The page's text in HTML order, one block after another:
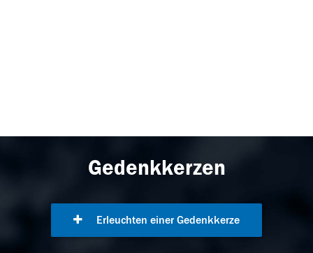
Gedenkkerzen
Erleuchten einer Gedenkkerze